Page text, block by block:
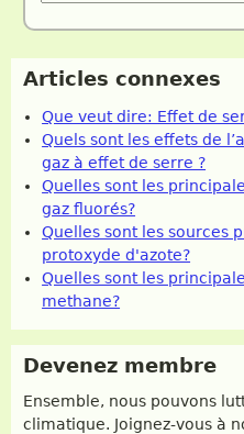
Articles connexes
Que veut dire: Effet de
Quels sont les effets de
gaz à effet de serre ?
Quelles sont les
gaz fluorés?
Quelles sont les sources
protoxyde d'azote?
Quelles sont les
methane?
Devenez membre
Ensemble, nous pouvons
climatique. Joignez-vous à